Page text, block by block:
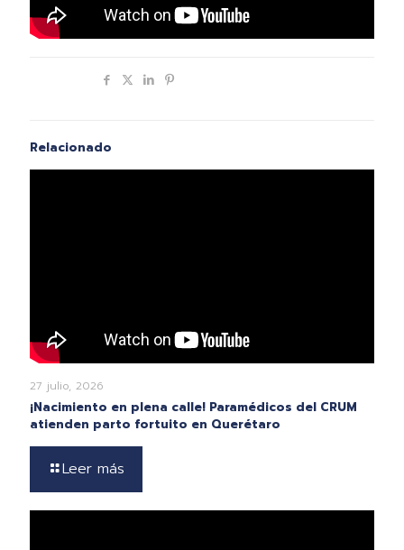
Relacionado
27 julio, 2026
¡Nacimiento en plena calle! Paramédicos del CRUM
atienden parto fortuito en Querétaro
Leer más